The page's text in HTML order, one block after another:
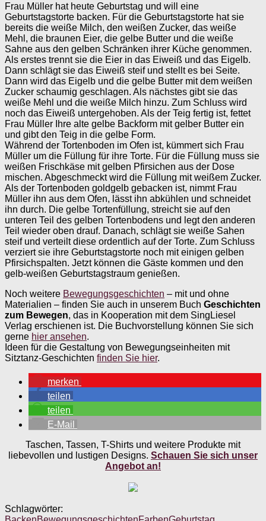
Frau Müller hat heute Geburtstag und will eine
Geburtstagstorte backen. Für die Geburtstagstorte hat sie
bereits die weiße Milch, den weißen Zucker, das weiße
Mehl, die braunen Eier, die gelbe Butter und die weiße
Sahne aus den gelben Schränken ihrer Küche genommen.
Als erstes trennt sie die Eier in das Eiweiß und das Eigelb.
Dann schlägt sie das Eiweiß steif und stellt es bei Seite.
Dann wird das Eigelb und die gelbe Butter mit dem weißen
Zucker schaumig geschlagen. Als nächstes gibt sie das
weiße Mehl und die weiße Milch hinzu. Zum Schluss wird
noch das Eiweiß untergehoben. Als der Teig fertig ist, fettet
Frau Müller Ihre alte gelbe Backform mit gelber Butter ein
und gibt den Teig in die gelbe Form.
Während der Tortenboden im Ofen ist, kümmert sich Frau
Müller um die Füllung für ihre Torte. Für die Füllung muss sie
weißen Frischkäse mit gelben Pfirsichen aus der Dose
mischen. Abgeschmeckt wird die Füllung mit weißem Zucker.
Als der Tortenboden goldgelb gebacken ist, nimmt Frau
Müller ihn aus dem Ofen, lässt ihn abkühlen und schneidet
ihn durch. Die gelbe Tortenfüllung, streicht sie auf den
unteren Teil des gelben Tortenbodens und legt den anderen
Teil wieder oben drauf. Danach, schlägt sie weiße Sahen
steif und verteilt diese ordentlich auf der Torte. Zum Schluss
verziert sie ihre Geburtstagstorte noch mit einigen gelben
Pfirsichspalten. Jetzt können die Gäste kommen und den
gelb-weißen Geburtstagstraum genießen.
Noch weitere Bewegungsgeschichten – mit und ohne
Materialien – finden Sie auch in unserem Buch Geschichten
zum Bewegen, das in Kooperation mit dem SingLiesel
Verlag erschienen ist. Die Buchvorstellung können Sie sich
gerne hier ansehen.
Ideen für die Gestaltung von Bewegungseinheiten mit
Sitztanz-Geschichten finden Sie hier.
merken
teilen
teilen
E-Mail
Taschen, Tassen, T-Shirts und weitere Produkte mit
liebevollen und lustigen Designs. Schauen Sie sich unser
Angebot an!
Schlagwörter: